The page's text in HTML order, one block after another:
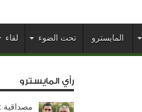
المايسترو تحت الضوء لقاء
رأي المايسترو